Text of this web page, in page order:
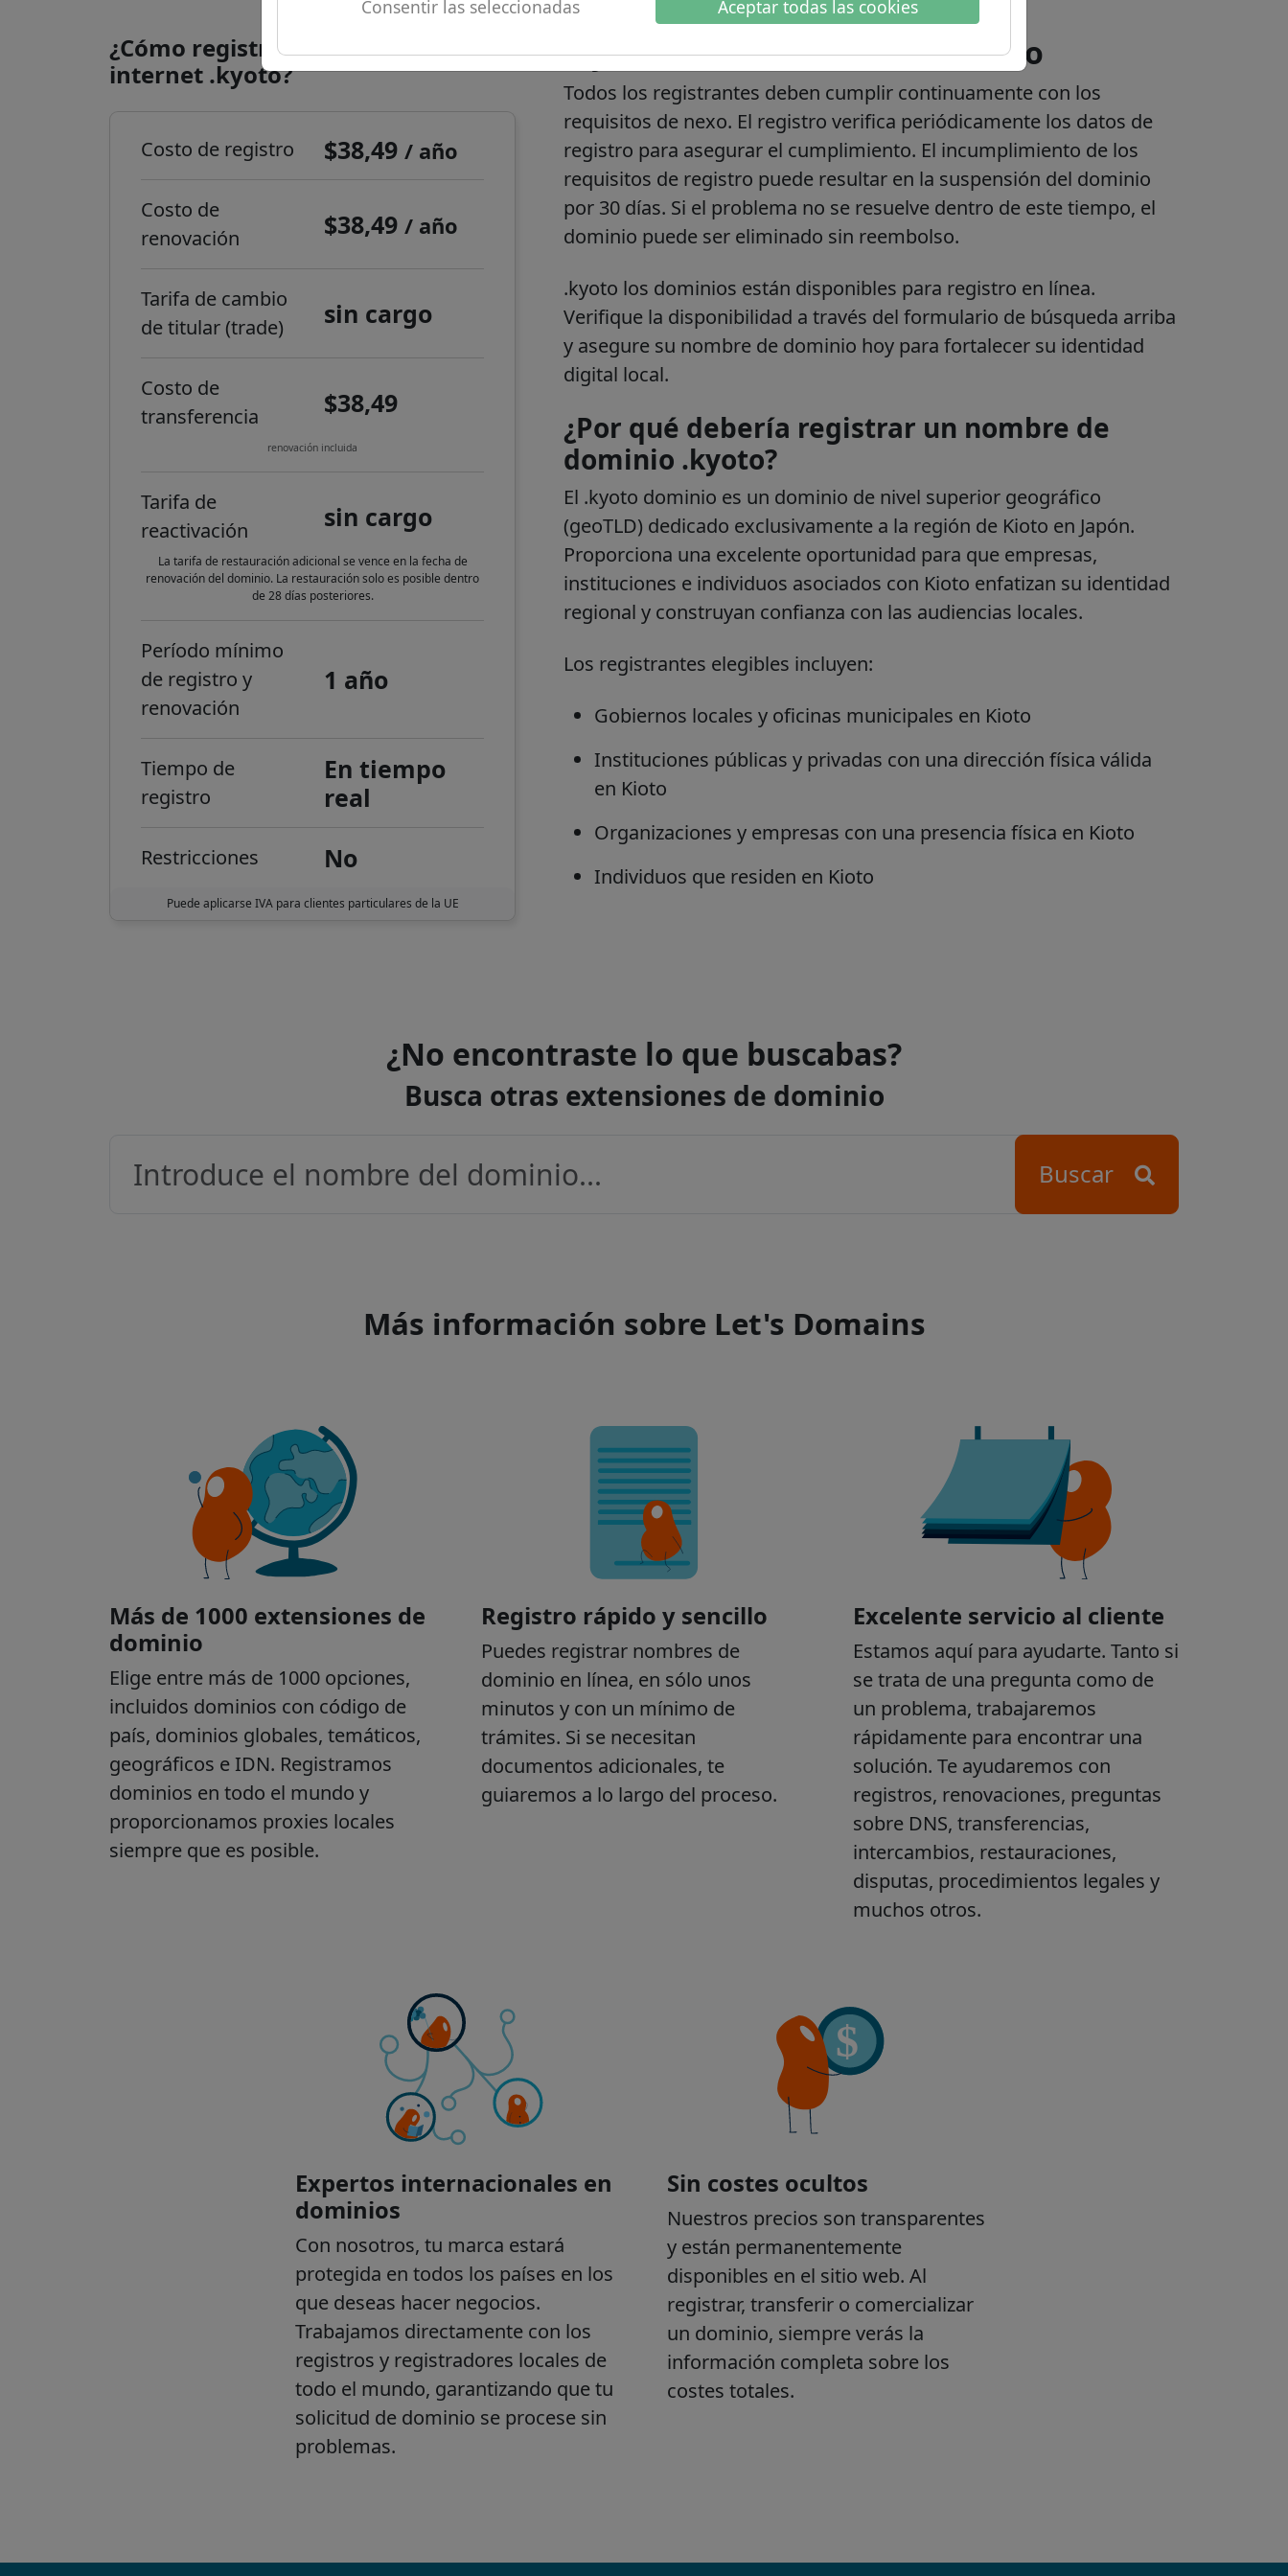
Consentir las seleccionadas Aceptar todas las cookies
¿Cómo registrar un dominio de
internet .kyoto?
Costo de registro $38,49/ año
Costo de
renovación
$38,49/ año
Tarifa de cambio
de titular (trade)
sin cargo
Costo de
transferencia
$38,49
renovación incluida
Tarifa de
reactivación
sin cargo
La tarifa de restauración adicional se vence en la fecha de
renovación del dominio. La restauración solo es posible dentro
de 28 días posteriores.
Período mínimo
de registro y
renovación
1 año
Tiempo de
registro
En tiempo
real
Restricciones No
Puede aplicarse IVA para clientes particulares de la UE
.kyoto información del dominio
Todos los registrantes deben cumplir continuamente con los
requisitos de nexo. El registro verifica periódicamente los datos de
registro para asegurar el cumplimiento. El incumplimiento de los
requisitos de registro puede resultar en la suspensión del dominio
por 30 días. Si el problema no se resuelve dentro de este tiempo, el
dominio puede ser eliminado sin reembolso.
.kyoto los dominios están disponibles para registro en línea.
Verifique la disponibilidad a través del formulario de búsqueda arriba
y asegure su nombre de dominio hoy para fortalecer su identidad
digital local.
¿Por qué debería registrar un nombre de
dominio .kyoto?
El .kyoto dominio es un dominio de nivel superior geográfico
(geoTLD) dedicado exclusivamente a la región de Kioto en Japón.
Proporciona una excelente oportunidad para que empresas,
instituciones e individuos asociados con Kioto enfatizan su identidad
regional y construyan confianza con las audiencias locales.
Los registrantes elegibles incluyen:
Gobiernos locales y oficinas municipales en Kioto
Instituciones públicas y privadas con una dirección física válida
en Kioto
Organizaciones y empresas con una presencia física en Kioto
Individuos que residen en Kioto
¿No encontraste lo que buscabas?
Busca otras extensiones de dominio
Buscar